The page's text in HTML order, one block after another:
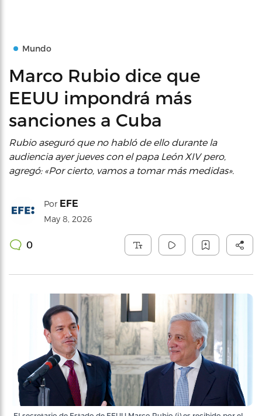
Mundo
Marco Rubio dice que
EEUU impondrá más
sanciones a Cuba
Rubio aseguró que no habló de ello durante la
audiencia ayer jueves con el papa León XIV pero,
agregó: «Por cierto, vamos a tomar más medidas».
Por EFE
May 8, 2026
0